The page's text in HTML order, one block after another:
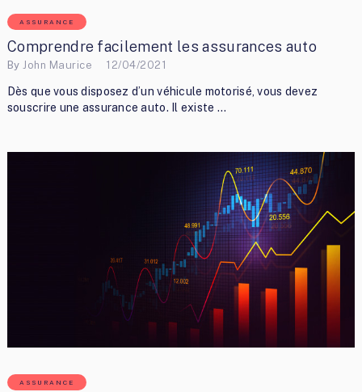
ASSURANCE
Comprendre facilement les assurances auto
By John Maurice 12/04/2021
Dès que vous disposez d’un véhicule motorisé, vous devez
souscrire une assurance auto. Il existe …
ASSURANCE